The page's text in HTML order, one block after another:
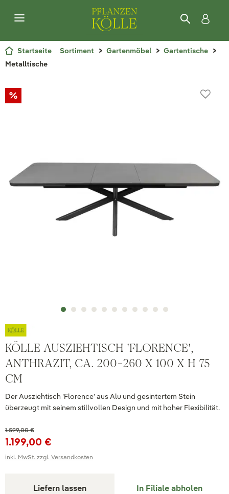
Startseite Sortiment Gartenmöbel
Gartentische
Metalltische
KÖLLE AUSZIEHTISCH 'FLORENCE',
ANTHRAZIT, CA. 200-260 X 100 X H 75
CM
Der Ausziehtisch 'Florence' aus Alu und gesintertem Stein
überzeugt mit seinem stillvollen Design und mit hoher Flexibilität.
1.199,00 €
1.599,00 €
inkl. MwSt. zzgl. Versandkosten
Liefern lassen In Filiale abholen